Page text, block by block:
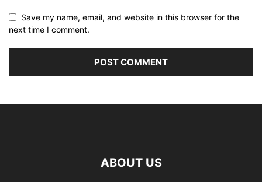
Save my name, email, and website in this browser for the
next time I comment.
ABOUT US